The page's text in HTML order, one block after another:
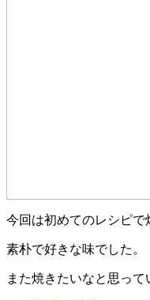
今回は初めてのレシピで
素朴で好きな味でした。
また焼きたいなと思って